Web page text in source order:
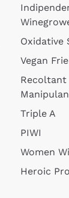
Oxidative
Vegan
Recoltant
Triple A
PIWI
Women
Heroic